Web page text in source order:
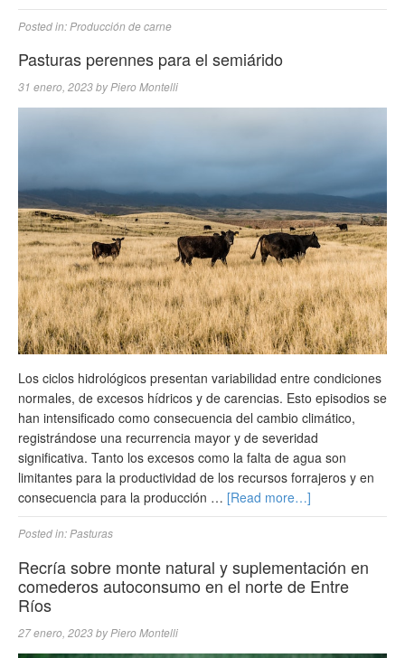
Posted in: Producción de carne
Pasturas perennes para el semiárido
31 enero, 2023byPiero Montelli
Los ciclos hidrológicos presentan variabilidad entre condiciones
normales, de excesos hídricos y de carencias. Esto episodios se
han intensificado como consecuencia del cambio climático,
registrándose una recurrencia mayor y de severidad
significativa. Tanto los excesos como la falta de agua son
limitantes para la productividad de los recursos forrajeros y en
consecuencia para la producción … [Read more…]
Posted in: Pasturas
Recría sobre monte natural y suplementación en
comederos autoconsumo en el norte de Entre
Ríos
27 enero, 2023by Piero Montelli